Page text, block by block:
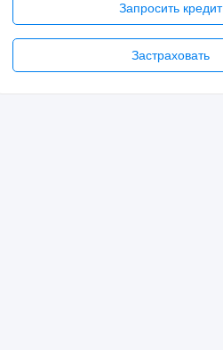
Запросить кредит
Застраховать